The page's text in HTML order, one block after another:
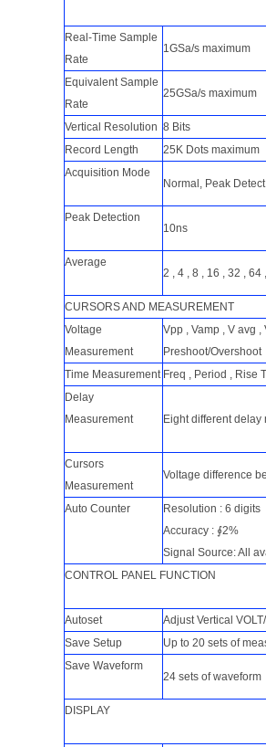
Real-Time Sample
Rate
1GSa/s maximum
Equivalent Sample
Rate
25GSa/s maximum
Vertical Resolution 8 Bits
Record Length
25K Dots maximum
Acquisition Mode
Normal, Peak
Peak Detection
10ns
Average
2 , 4 , 8 , 16 , 32 , 64
CURSORS AND MEASUREMENT
Voltage
Measurement
Vpp , Vamp , V avg
Preshoot/Overshoot
Time Measurement Freq , Period , Rise
Delay
Measurement
Eight different delay
Cursors
Measurement
Voltage difference
Auto Counter
Resolution : 6 digits
Accuracy : ∮2%
Signal Source: All
CONTROL PANEL FUNCTION
Autoset
Adjust Vertical
Save Setup
Up to 20 sets of
Save Waveform
24 sets of waveform
DISPLAY